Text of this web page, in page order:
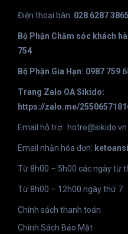
Điện thoại bàn: 028 6287
Bộ Phận Chăm sóc khách
754
Bộ Phận Gia Hạn: 0987 759
Trang Zalo OA Sikido:
https://zalo.me/
Email hỗ trợ: hotro@sikido.vn
Email nhận hóa đơn:
Từ 8h00 – 5h00 các ngày từ
Từ 8h00 – 12h00 ngày thứ 7
Chính sách thanh toán
Chính Sách Bảo Mật